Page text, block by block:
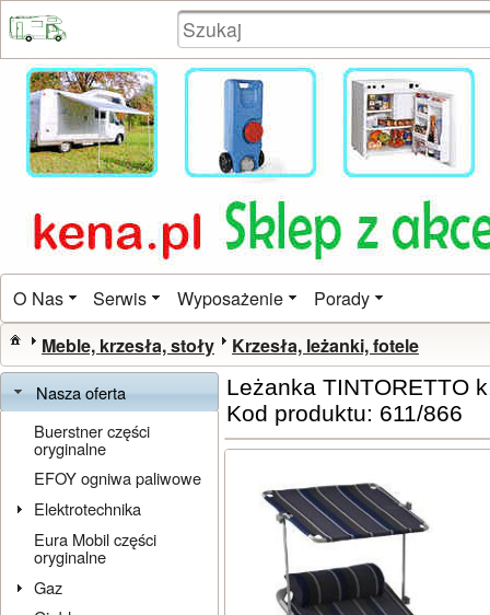
O Nas Serwis Wyposażenie Porady
Meble, krzesła, stoły Krzesła, leżanki, fotele
Nasza oferta
Buerstner części
oryginalne
EFOY ogniwa paliwowe
Elektrotechnika
Eura Mobil części
oryginalne
Gaz
Leżanka TINTORETTO
Kod produktu: 611/866